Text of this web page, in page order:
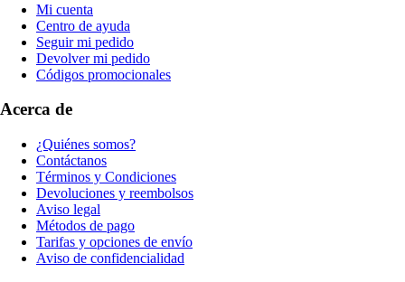
Mi cuenta
Centro de ayuda
Seguir mi pedido
Devolver mi pedido
Códigos promocionales
Acerca de
¿Quiénes somos?
Contáctanos
Términos y Condiciones
Devoluciones y reembolsos
Aviso legal
Métodos de pago
Tarifas y opciones de envío
Aviso de confidencialidad